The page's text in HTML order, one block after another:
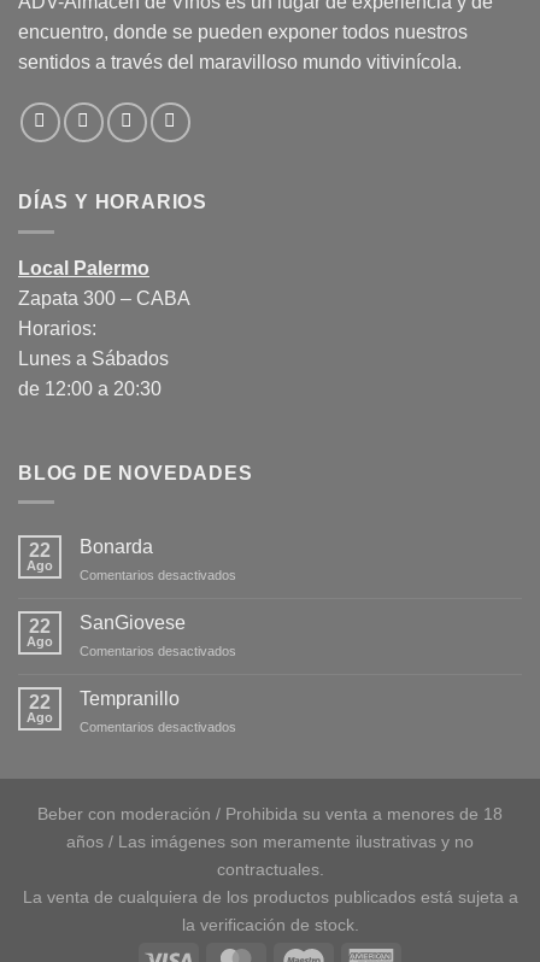
encuentro, donde se pueden exponer todos nuestros
sentidos a través del maravilloso mundo vitivinícola.
DÍAS Y HORARIOS
Local Palermo
Zapata 300 – CABA
Horarios:
Lunes a Sábados
de 12:00 a 20:30
BLOG DE NOVEDADES
22
Ago
Bonarda
Comentarios desactivados
22
Ago
SanGiovese
Comentarios desactivados
22
Ago
Tempranillo
Comentarios desactivados
Beber con moderación / Prohibida su venta a menores de 18
años / Las imágenes son meramente ilustrativas y no
contractuales.
La venta de cualquiera de los productos publicados está sujeta a
la verificación de stock.